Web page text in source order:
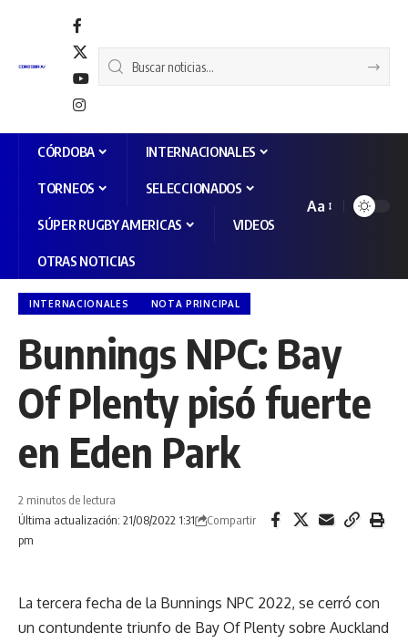
CÓRDOBA INTERNACIONALES
TORNEOS SELECCIONADOS
SÚPER RUGBY AMERICAS VIDEOS
OTRAS NOTICIAS
Aa
INTERNACIONALES NOTA PRINCIPAL
Bunnings NPC: Bay
Of Plenty pisó fuerte
en Eden Park
Última actualización: 21/08/2022 1:31
pm
2 minutos de lectura
Compartir
La tercera fecha de la Bunnings NPC 2022, se cerró con
un contundente triunfo de Bay Of Plenty sobre Auckland